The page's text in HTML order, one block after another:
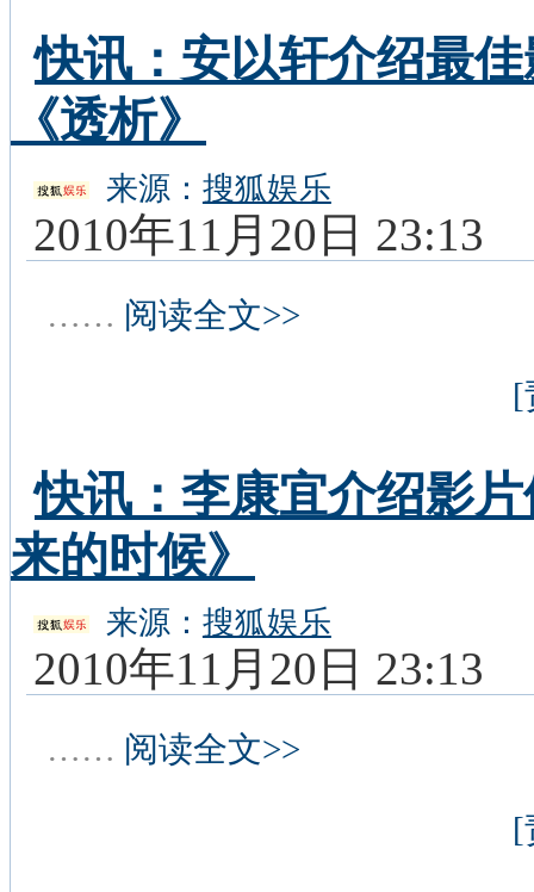
快讯：安以轩介绍最
《透析》
来源： 搜狐娱乐
2010年11月20日 23:13
…… 阅读全文>>
[
快讯：李康宜介绍影
来的时候》
来源： 搜狐娱乐
2010年11月20日 23:13
…… 阅读全文>>
[